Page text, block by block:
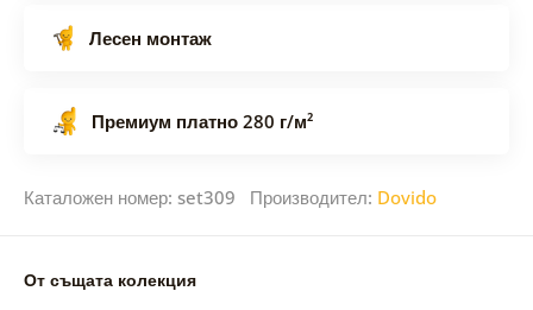
Лесен монтаж
Премиум платно 280 г/м²
Каталожен номер: set309 Производител: Dovido
От същата колекция